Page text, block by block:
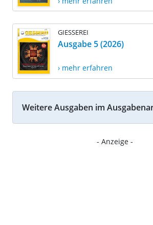
GIESSEREI
Ausgabe 5 (2026)
› mehr erfahren
Weitere Ausgaben im
- Anzeige -